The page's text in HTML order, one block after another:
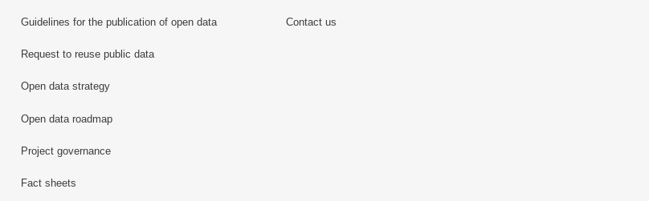
Guidelines for the publication of open data
Request to reuse public data
Open data strategy
Open data roadmap
Project governance
Fact sheets
Contact us